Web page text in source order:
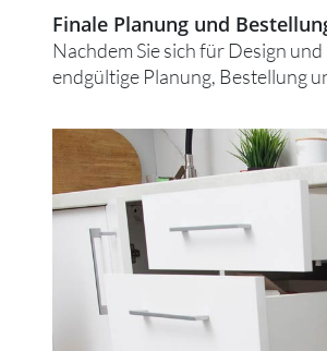
Finale Planung und
Nachdem Sie sich für Design
endgültige Planung, Bestellung